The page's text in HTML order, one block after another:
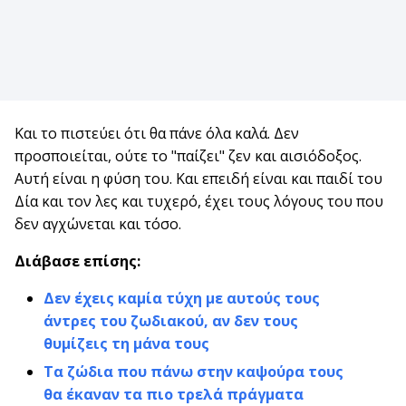
Και το πιστεύει ότι θα πάνε όλα καλά. Δεν
προσποιείται, ούτε το "παίζει" ζεν και αισιόδοξος.
Αυτή είναι η φύση του. Και επειδή είναι και παιδί του
Δία και τον λες και τυχερό, έχει τους λόγους του που
δεν αγχώνεται και τόσο.
Διάβασε επίσης:
Δεν έχεις καμία τύχη με αυτούς τους
άντρες του ζωδιακού, αν δεν τους
θυμίζεις τη μάνα τους
Τα ζώδια που πάνω στην καψούρα τους
θα έκαναν τα πιο τρελά πράγματα